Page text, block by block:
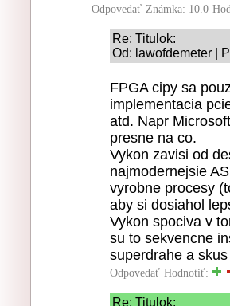
Odpovedať Známka: 10.0
Re: Titulok:
Od: lawofdemeter |
FPGA cipy sa
implementacia
atd. Napr
presne na co.
Vykon zavisi od
najmodernejsie
vyrobne procesy
aby si dosiahol
Vykon spociva v
su to sekvencne
superdrahe a
Odpovedať Hodnotiť:
Re: Titulok: